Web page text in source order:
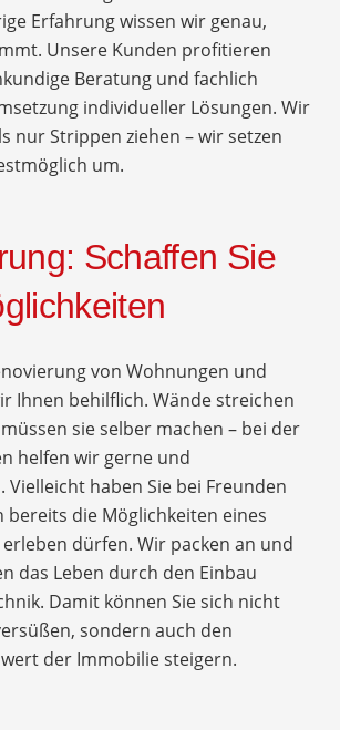
Erfahrung wissen wir genau,
Unsere Kunden profitieren
Beratung und fachlich
individueller Lösungen. Wir
nur Strippen ziehen – wir setzen
um.
Schaffen Sie
von Wohnungen und
Ihnen behilflich. Wände streichen
sie selber machen – bei der
helfen wir gerne und
Vielleicht haben Sie bei Freunden
bereits die Möglichkeiten eines
erleben dürfen. Wir packen an und
das Leben durch den Einbau
Damit können Sie sich nicht
sondern auch den
der Immobilie steigern.